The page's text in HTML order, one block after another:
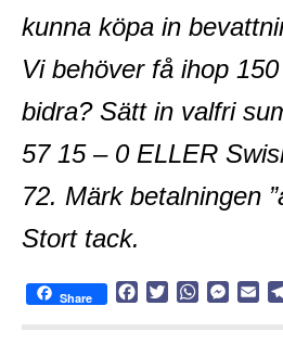
kunna köpa in
Vi behöver få ihop
bidra? Sätt in valfri
57 15 – 0 ELLER
72. Märk betalningen
Stort tack.
Share
W
M